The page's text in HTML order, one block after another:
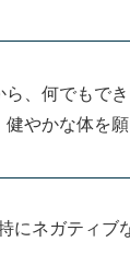
、何でもで
健やかな体を
にネガティブ